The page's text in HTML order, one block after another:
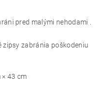
pred malými nehodami .
zabránia poškodeniu
43 cm